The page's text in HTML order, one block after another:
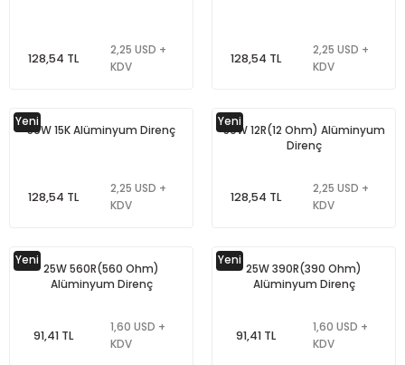
128,54 TL
2,25 USD +
KDV
128,54 TL
2,25 USD +
KDV
Yeni
50W 15K Alüminyum Direnç
128,54 TL
2,25 USD +
KDV
Yeni
50W 12R(12 Ohm) Alüminyum
Direnç
128,54 TL
2,25 USD +
KDV
Yeni
25W 560R(560 Ohm)
Alüminyum Direnç
91,41 TL
1,60 USD +
KDV
Yeni
25W 390R(390 Ohm)
Alüminyum Direnç
91,41 TL
1,60 USD +
KDV